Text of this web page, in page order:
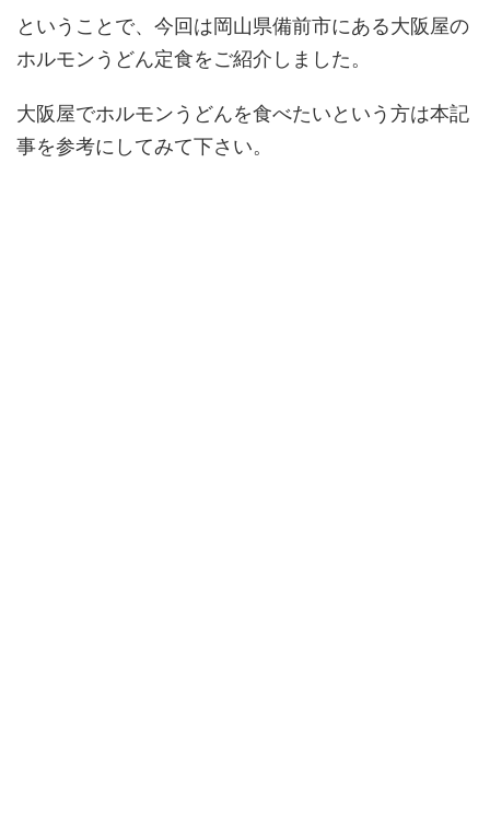
ということで、今回は岡山県備前市にある大阪屋の
ホルモンうどん定食をご紹介しました。
大阪屋でホルモンうどんを食べたいという方は本記
事を参考にしてみて下さい。